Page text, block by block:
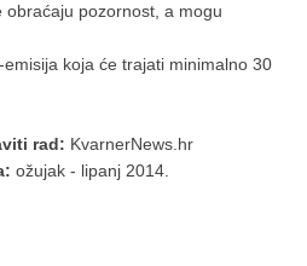
obraćaju pozornost, a mogu
emisija koja će trajati minimalno 30
rad: KvarnerNews.hr
ožujak - lipanj 2014.